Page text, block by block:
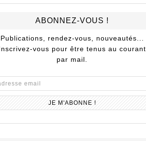
ABONNEZ-VOUS !
Publications, rendez-vous, nouveautés...
vous pour être tenus au courant
par mail.